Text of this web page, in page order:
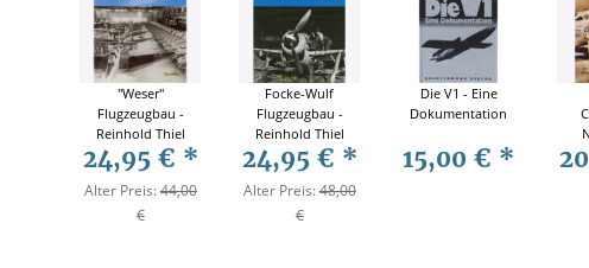
"Weser"
Flugzeugbau -
Reinhold Thiel
Luftfahrt
24,95 € *
Alter Preis:44,00
€
Focke-Wulf
Flugzeugbau -
Reinhold Thiel
Luftfahrt
24,95 € *
Alter Preis:48,00
€
Die V1 - Eine
Dokumentation
15,00 € *